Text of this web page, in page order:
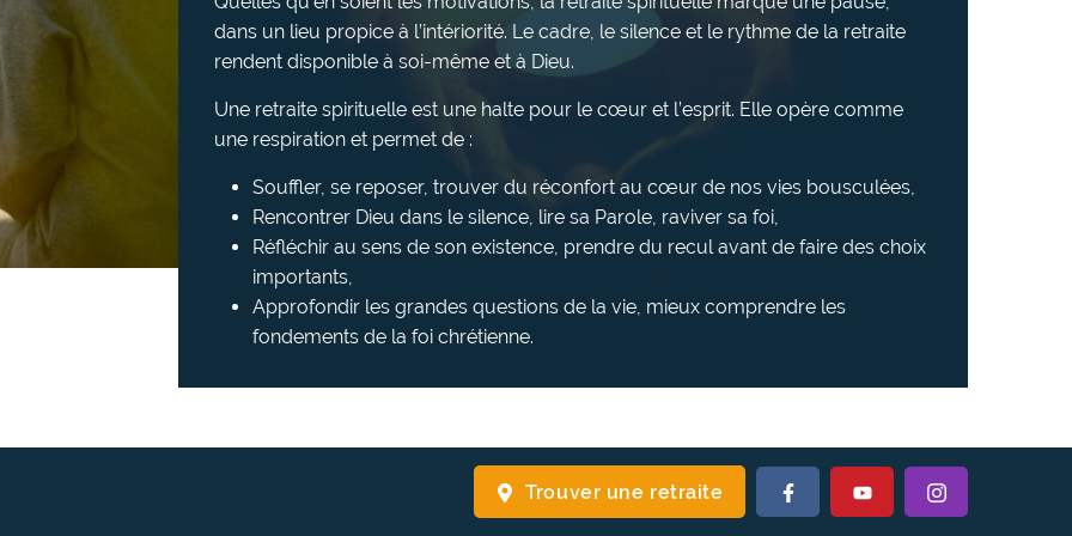
dans un lieu propice à l’intériorité. Le cadre, le silence et le rythme de la retraite
rendent disponible à soi-même et à Dieu.
Une retraite spirituelle est une halte pour le cœur et l’esprit. Elle opère comme
une respiration et permet de :
Souffler, se reposer, trouver du réconfort au cœur de nos vies bousculées,
Rencontrer Dieu dans le silence, lire sa Parole, raviver sa foi,
Réfléchir au sens de son existence, prendre du recul avant de faire des choix
importants,
Approfondir les grandes questions de la vie, mieux comprendre les
fondements de la foi chrétienne.
Trouver une retraite
Suivez-
nous
Suivez-
nous
Suivez-
nous